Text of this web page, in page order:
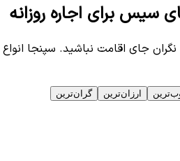
سیس برای اجاره روزانه
جای اقامت نباشید. سپنجا انواع
ارزان‌ترین گران‌ترین